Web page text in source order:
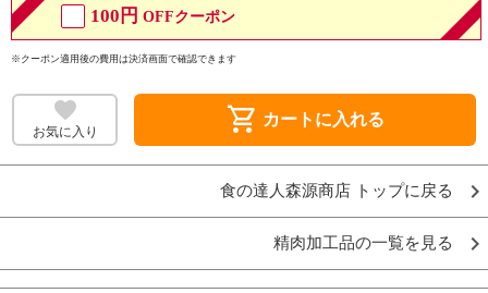
100円 OFFクーポン
※クーポン適用後の費用は決済画面で確認できます
お気に入り shopping_cart カートに入れる
食の達人森源商店 トップに戻る
精肉加工品の一覧を見る